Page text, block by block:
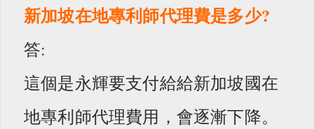
新加坡在地專利師代理費是多少?
答:
這個是永輝要支付給給新加坡國在
地專利師代理費用，會逐漸下降。